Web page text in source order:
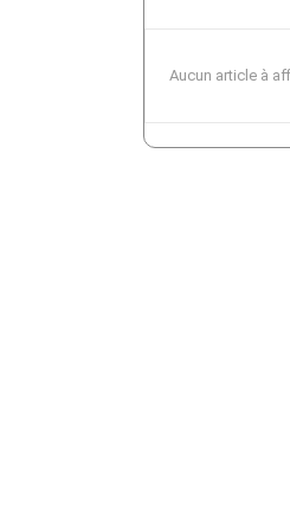
Aucun article à